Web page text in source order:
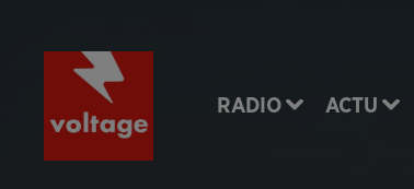
RADIO ACTU